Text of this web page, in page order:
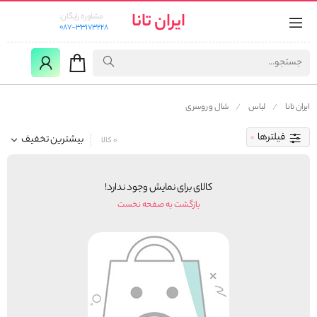
ایران تانا
مشاوره رایگان:
087-33173228
ایران تانا لباس شال و روسری
فیلترها بیشترین تخفیف 0 کالا
کالای برای نمایش وجود ندارد!
بازگشت به صفحه نخست